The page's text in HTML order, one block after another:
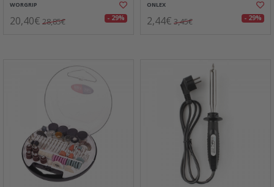
WORGRIP
20,40€ 28,85€ - 29%
ONLEX
2,44€ 3,45€ - 29%